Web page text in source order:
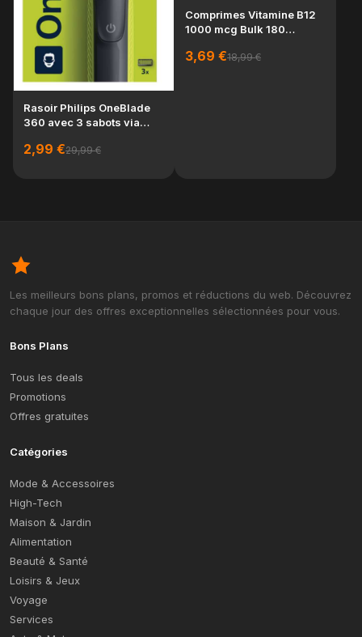
Rasoir Philips OneBlade
360 avec 3 sabots via
2,99 €29,99 €
Comprimes Vitamine B12
1000 mcg Bulk 180
3,69 €18,99 €
Les meilleurs bons plans, promos et réductions du web. Découvrez
chaque jour des offres exceptionnelles sélectionnées pour vous.
Bons Plans
Tous les deals
Promotions
Offres gratuites
Catégories
Mode & Accessoires
High-Tech
Maison & Jardin
Alimentation
Beauté & Santé
Loisirs & Jeux
Voyage
Services